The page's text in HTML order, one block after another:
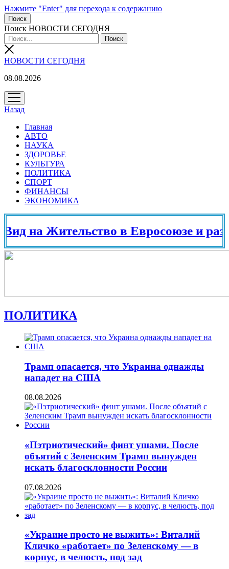
Нажмите "Enter" для перехода к содержанию
Поиск
Поиск НОВОСТИ СЕГОДНЯ
НОВОСТИ СЕГОДНЯ
08.08.2026
открыть
меню
Назад
Главная
АВТО
НАУКА
ЗДОРОВЬЕ
КУЛЬТУРА
ПОЛИТИКА
СПОРТ
ФИНАНСЫ
ЭКОНОМИКА
Жительство в Евросоюзе и разных
ПОЛИТИКА
Трамп опасается, что Украина однажды
нападет на США
08.08.2026
«Пэтриотический» финт ушами. После
объятий с Зеленским Трамп вынужден
искать благосклонности России
07.08.2026
«Украине просто не выжить»: Виталий
Кличко «работает» по Зеленскому — в
корпус, в челюсть, под зад